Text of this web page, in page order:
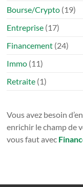
Bourse/Crypto (19)
Entreprise (17)
Financement (24)
Immo (11)
Retraite (1)
Vous avez besoin
enrichir le champ de
vous faut avec